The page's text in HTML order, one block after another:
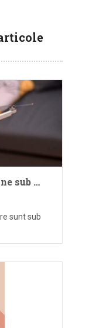
sub …
sunt sub